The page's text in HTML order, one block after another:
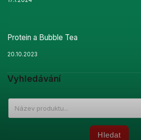
Protein a Bubble Tea
20.10.2023
Vyhledávání
Hledat